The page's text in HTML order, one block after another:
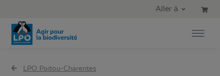
Aller au menu principal
Aller à
LPO Poitou-Charentes